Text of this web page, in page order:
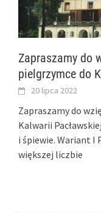
Zapraszamy do
pielgrzymce do
20 lipca 2022
Zapraszamy do
Kalwarii
i śpiewie. Wariant I
większej liczbie